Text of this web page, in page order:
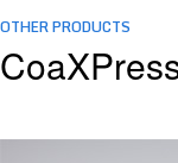
OTHER PRODUCTS